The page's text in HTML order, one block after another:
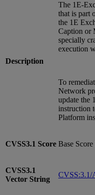
Description
The 1E-
that is part
the 1E
Caption or
specially
execution
To
Network
update the
instruction
Platform
CVSS3.1 Score Base
CVSS3.1
Vector String